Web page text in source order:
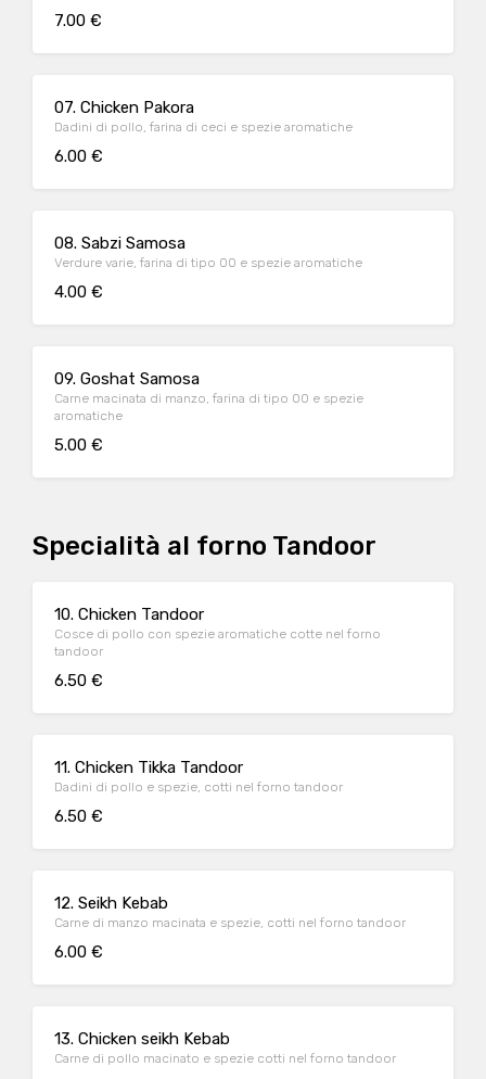
7.00 €
07. Chicken Pakora
Dadini di pollo, farina di ceci e spezie aromatiche
6.00 €
08. Sabzi Samosa
Verdure varie, farina di tipo 00 e spezie aromatiche
4.00 €
09. Goshat Samosa
Carne macinata di manzo, farina di tipo 00 e spezie
aromatiche
5.00 €
Specialità al forno Tandoor
10. Chicken Tandoor
Cosce di pollo con spezie aromatiche cotte nel forno
tandoor
6.50 €
11. Chicken Tikka Tandoor
Dadini di pollo e spezie, cotti nel forno tandoor
6.50 €
12. Seikh Kebab
Carne di manzo macinata e spezie, cotti nel forno tandoor
6.00 €
13. Chicken seikh Kebab
Carne di pollo macinato e spezie cotti nel forno tandoor